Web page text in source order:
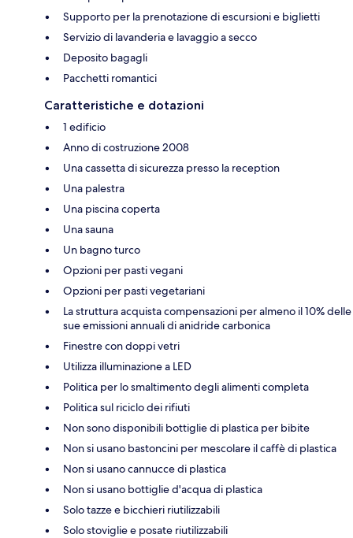
Supporto per la prenotazione di escursioni e biglietti
Servizio di lavanderia e lavaggio a secco
Deposito bagagli
Pacchetti romantici
Caratteristiche e dotazioni
1 edificio
Anno di costruzione 2008
Una cassetta di sicurezza presso la reception
Una palestra
Una piscina coperta
Una sauna
Un bagno turco
Opzioni per pasti vegani
Opzioni per pasti vegetariani
La struttura acquista compensazioni per almeno il 10% delle
sue emissioni annuali di anidride carbonica
Finestre con doppi vetri
Utilizza illuminazione a LED
Politica per lo smaltimento degli alimenti completa
Politica sul riciclo dei rifiuti
Non sono disponibili bottiglie di plastica per bibite
Non si usano bastoncini per mescolare il caffè di plastica
Non si usano cannucce di plastica
Non si usano bottiglie d'acqua di plastica
Solo tazze e bicchieri riutilizzabili
Solo stoviglie e posate riutilizzabili